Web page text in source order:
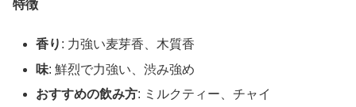
特徴
香り : 力強い麦芽香、木質香
味: 鮮烈で力強い、渋み強め
おすすめの飲み方: ミルクティー、チャイ